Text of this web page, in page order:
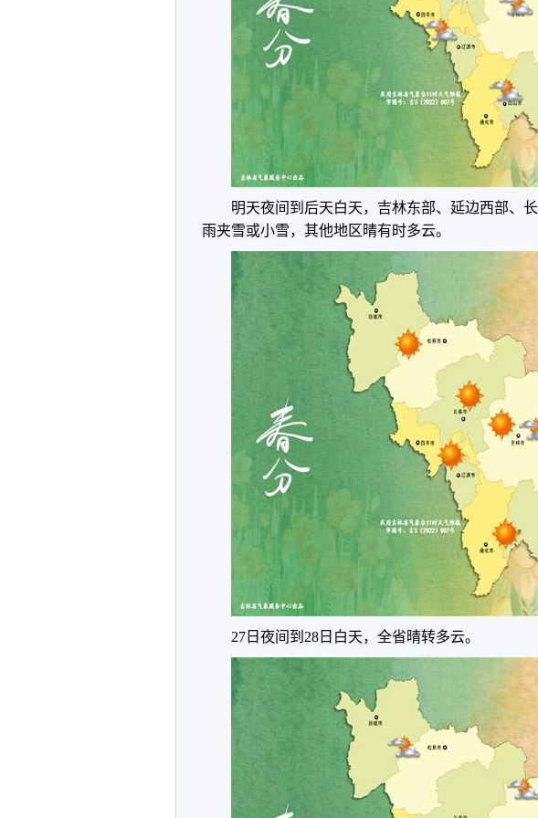
明天夜间到后天白天，吉林东部、延边西部、
雨夹雪或小雪，其他地区晴有时多云。
27日夜间到28日白天，全省晴转多云。